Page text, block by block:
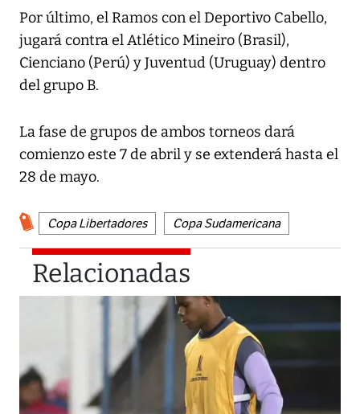
Por último, el Ramos con el Deportivo Cabello,
jugará contra el Atlético Mineiro (Brasil),
Cienciano (Perú) y Juventud (Uruguay) dentro
del grupo B.
La fase de grupos de ambos torneos dará
comienzo este 7 de abril y se extenderá hasta el
28 de mayo.
Copa Libertadores Copa Sudamericana
Relacionadas